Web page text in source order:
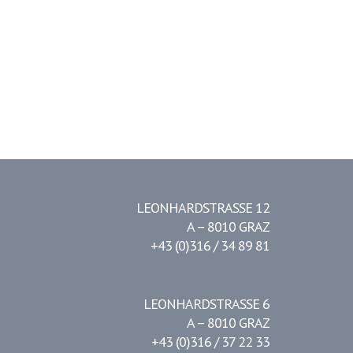
LEONHARDSTRASSE 12
A – 8010 GRAZ
+43 (0)316 / 34 89 81
LEONHARDSTRASSE 6
A – 8010 GRAZ
+43 (0)316 / 37 22 33